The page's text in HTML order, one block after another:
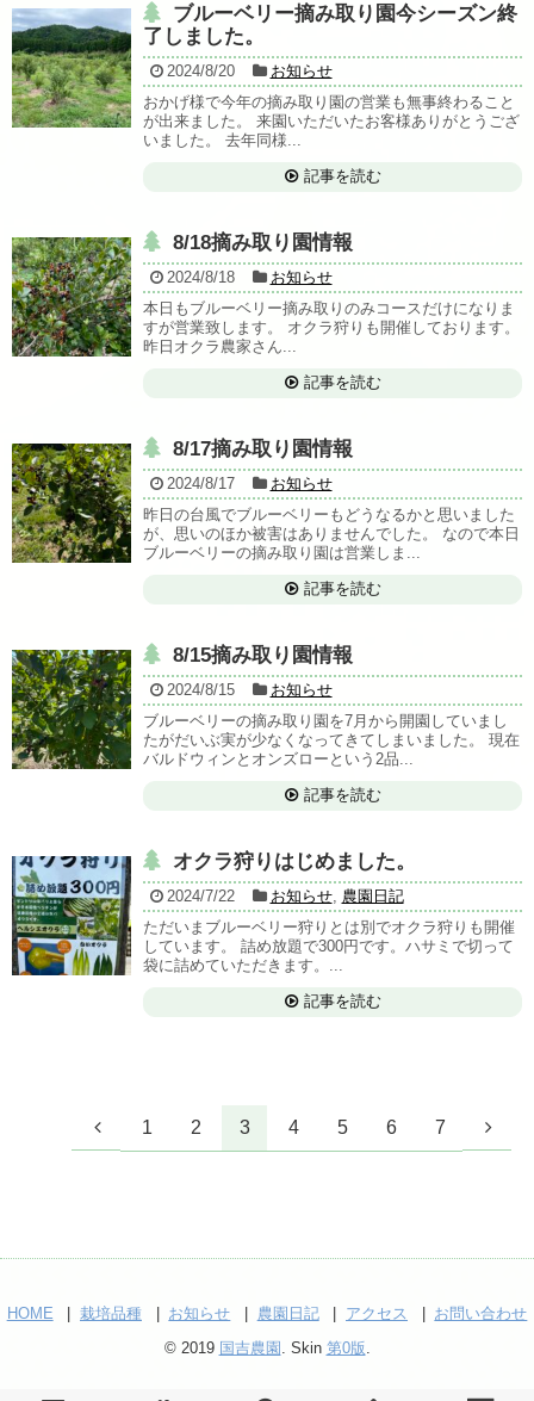
ブルーベリー摘み取り園今シーズン終
了しました。
2024/8/20
お知らせ
おかげ様で今年の摘み取り園の営業も無事終わること
が出来ました。 来園いただいたお客様ありがとうござ
いました。 去年同様...
記事を読む
8/18摘み取り園情報
2024/8/18
お知らせ
本日もブルーベリー摘み取りのみコースだけになりま
すが営業致します。 オクラ狩りも開催しております。
昨日オクラ農家さん...
記事を読む
8/17摘み取り園情報
2024/8/17
お知らせ
昨日の台風でブルーベリーもどうなるかと思いました
が、思いのほか被害はありませんでした。 なので本日
ブルーベリーの摘み取り園は営業しま...
記事を読む
8/15摘み取り園情報
2024/8/15
お知らせ
ブルーベリーの摘み取り園を7月から開園していまし
たがだいぶ実が少なくなってきてしまいました。 現在
バルドウィンとオンズローという2品...
記事を読む
オクラ狩りはじめました。
2024/7/22 お知らせ, 農園日記
ただいまブルーベリー狩りとは別でオクラ狩りも開催
しています。 詰め放題で300円です。ハサミで切って
袋に詰めていただきます。...
記事を読む
1 2 3 4 5 6 7
HOME 栽培品種 お知らせ 農園日記 アクセス
お問い合わせ
© 2019 国吉農園 . Skin 第0版.